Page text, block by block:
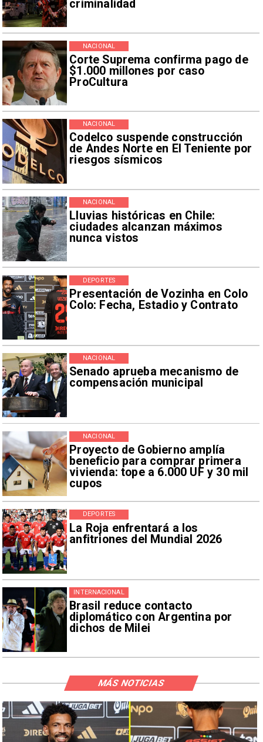
criminalidad
Corte Suprema confirma pago de
$1.000 millones por caso
ProCultura
NACIONAL
Codelco suspende construcción
de Andes Norte en El Teniente por
riesgos sísmicos
NACIONAL
Lluvias históricas en Chile:
ciudades alcanzan máximos
nunca vistos
NACIONAL
Presentación de Vozinha en Colo
Colo: Fecha, Estadio y Contrato
DEPORTES
Senado aprueba mecanismo de
compensación municipal
NACIONAL
Proyecto de Gobierno amplía
beneficio para comprar primera
vivienda: tope a 6.000 UF y 30 mil
cupos
NACIONAL
La Roja enfrentará a los
anfitriones del Mundial 2026
DEPORTES
Brasil reduce contacto
diplomático con Argentina por
dichos de Milei
INTERNACIONAL
MÁS NOTICIAS